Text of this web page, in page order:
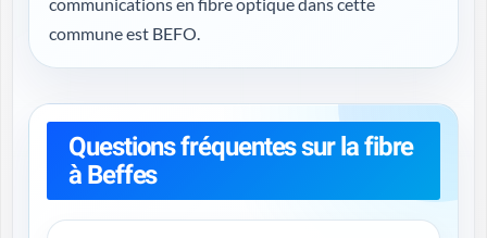
commune est BEFO.
Questions fréquentes sur la fibre
à Beffes